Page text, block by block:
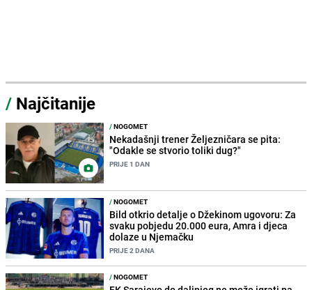
/ Najčitanije
/NOGOMET
Nekadašnji trener Željezničara se pita:
"Odakle se stvorio toliki dug?"
PRIJE 1 DAN
/NOGOMET
Bild otkrio detalje o Džekinom ugovoru: Za
svaku pobjedu 20.000 eura, Amra i djeca
dolaze u Njemačku
PRIJE 2 DANA
/NOGOMET